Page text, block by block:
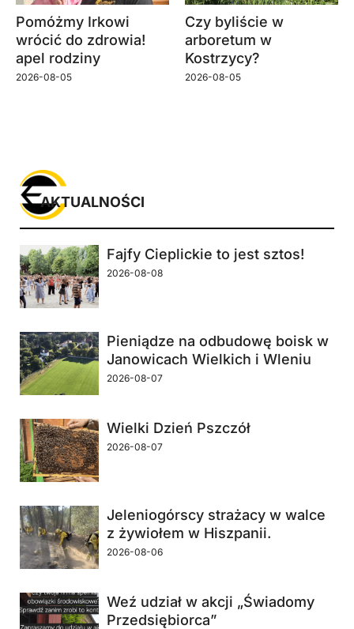
Pomóżmy Irkowi
wrócić do zdrowia!
apel rodziny
2026-08-05
Czy byliście w
arboretum w
Kostrzycy?
2026-08-05
Fajfy Cieplickie to jest sztos!
2026-08-08
Pieniądze na odbudowę boisk w
Janowicach Wielkich i Wleniu
2026-08-07
Wielki Dzień Pszczół
2026-08-07
Jeleniogórscy strażacy w walce
z żywiołem w Hiszpanii.
2026-08-06
Weź udział w akcji „Świadomy
Przedsiębiorca”
AKTUALNOŚCI